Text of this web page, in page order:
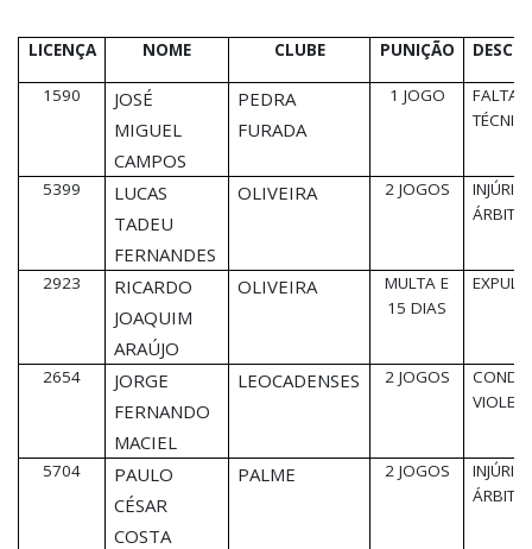
LICENÇA NOME CLUBE PUNIÇÃO
1590
JOSÉ
MIGUEL
CAMPOS
PEDRA
FURADA
1 JOGO
FALTA
5399
LUCAS
TADEU
FERNANDES
OLIVEIRA 2 JOGOS
2923
RICARDO
JOAQUIM
ARAÚJO
OLIVEIRA
MULTA E
15 DIAS
2654
JORGE
FERNANDO
MACIEL
LEOCADENSES 2 JOGOS
5704
PAULO
CÉSAR
COSTA
PALME 2 JOGOS